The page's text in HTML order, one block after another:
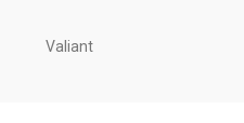
Valiant